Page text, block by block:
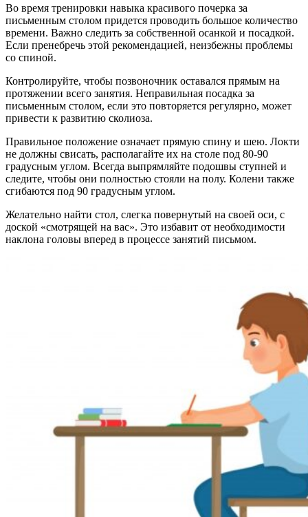
Во время тренировки навыка красивого почерка за
письменным столом придется проводить большое количество
времени. Важно следить за собственной осанкой и посадкой.
Если пренебречь этой рекомендацией, неизбежны проблемы
со спиной.
Контролируйте, чтобы позвоночник оставался прямым на
протяжении всего занятия. Неправильная посадка за
письменным столом, если это повторяется регулярно, может
привести к развитию сколиоза.
Правильное положение означает прямую спину и шею. Локти
не должны свисать, располагайте их на столе под 80-90
градусным углом. Всегда выпрямляйте подошвы ступней и
следите, чтобы они полностью стояли на полу. Колени также
сгибаются под 90 градусным углом.
Желательно найти стол, слегка повернутый на своей оси, с
доской «смотрящей на вас». Это избавит от необходимости
наклона головы вперед в процессе занятий письмом.